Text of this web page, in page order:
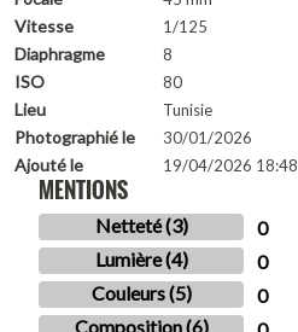
Vitesse 1/125
Diaphragme 8
ISO 80
Lieu Tunisie
Photographié le 30/01/2026
Ajouté le 19/04/2026 18:48
MENTIONS
Netteté (3)
0
Lumière (4)
0
Couleurs (5)
0
Composition (6)